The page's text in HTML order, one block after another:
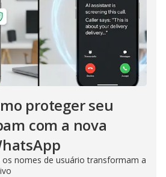
proteger seu
com a nova
os nomes de usuário transformam a